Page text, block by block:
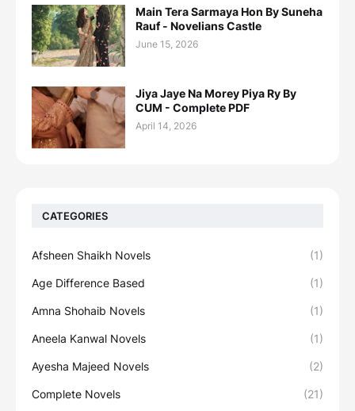
Main Tera Sarmaya Hon By Suneha
Rauf - Novelians Castle
June 15, 2026
Jiya Jaye Na Morey Piya Ry By
CUM - Complete PDF
April 14, 2026
CATEGORIES
Afsheen Shaikh Novels (1)
Age Difference Based (1)
Amna Shohaib Novels (1)
Aneela Kanwal Novels (1)
Ayesha Majeed Novels (2)
Complete Novels (21)